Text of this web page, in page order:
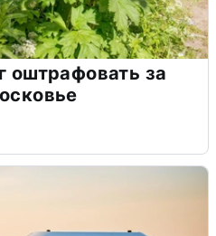
оштрафовать за